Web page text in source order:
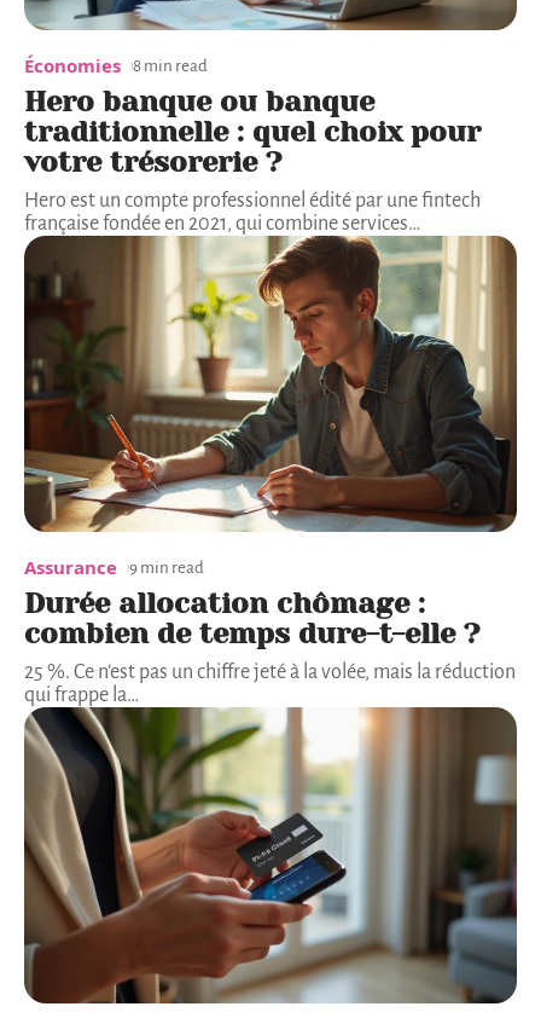
Économies 8 min read
Hero banque ou banque
traditionnelle : quel choix pour
votre trésorerie ?
Hero est un compte professionnel édité par une fintech
française fondée en 2021, qui combine services…
Assurance 9 min read
Durée allocation chômage :
combien de temps dure-t-elle ?
25 %. Ce n’est pas un chiffre jeté à la volée, mais la réduction
qui frappe la…